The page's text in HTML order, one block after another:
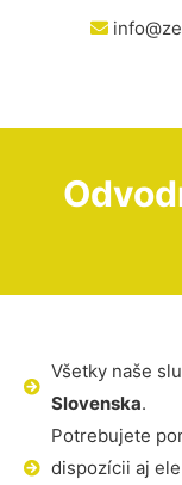
Všetky naše
Slovenska.
Potrebujete
dispozícii aj